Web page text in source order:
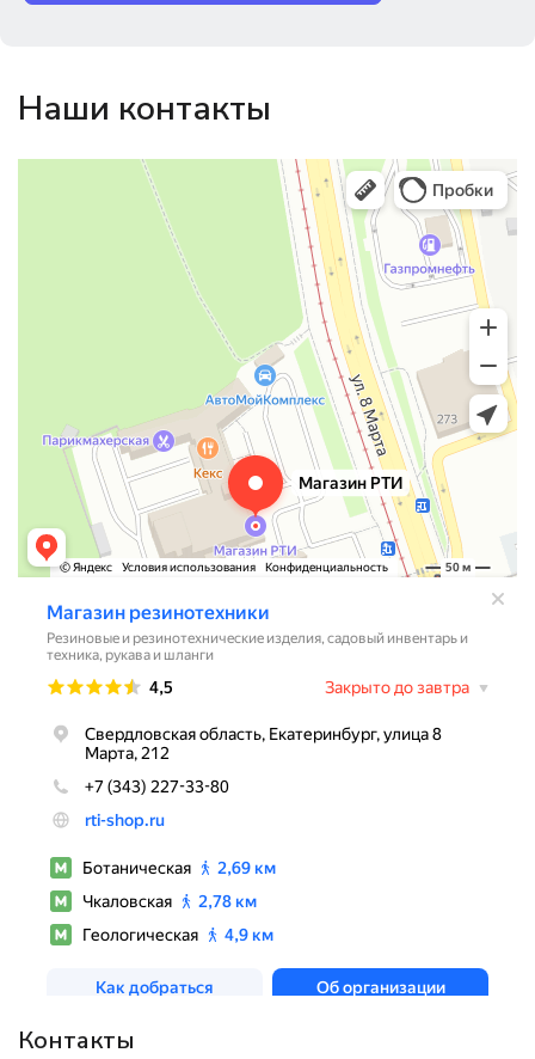
Наши контакты
Магазин резинотехники
Резиновые и резинотехнические изделия в Екатеринбурге
Садовый инвентарь и техника в Екатеринбурге
Контакты